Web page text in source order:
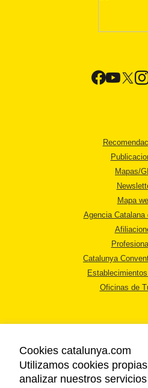
Mapas/
Mapa
Agencia Catalana
Catalunya
Oficinas de
AVISO
Cookies catalunya.com
Utilizamos cookies
analizar nuestros